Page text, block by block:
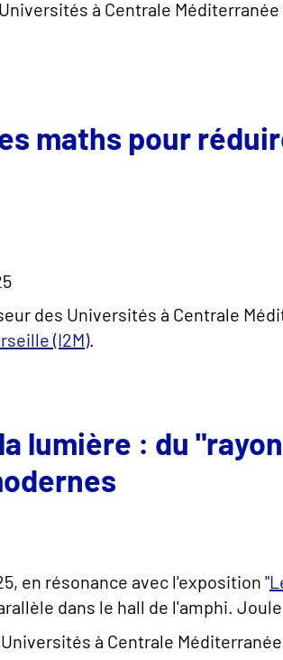
à Centrale Méditerranée
maths pour
des Universités à Centrale
(I2M).
lumière : du
en résonance avec l'exposition "
dans le hall de l'amphi.
à Centrale